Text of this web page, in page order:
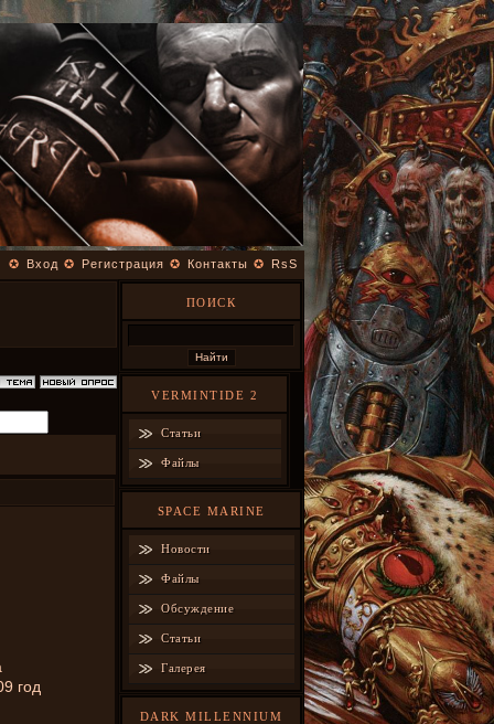
✪ Вход ✪ Регистрация ✪ Контакты ✪ RsS
год
ПОИСК
VERMINTIDE 2
Статьи
Файлы
SPACE MARINE
Новости
Файлы
Обсуждение
Статьи
Галерея
DARK MILLENNIUM